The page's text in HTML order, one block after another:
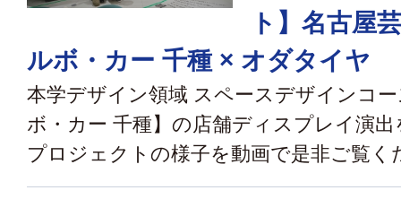
ト】名古屋
ルボ・カー 千種 × オダタイヤ
本学デザイン領域 スペースデザインコ
ボ・カー 千種】の店舗ディスプレイ演
プロジェクトの様子を動画で是非ご覧く